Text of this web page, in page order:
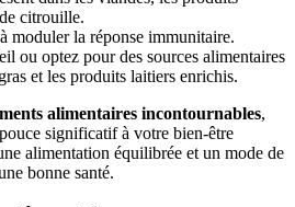
citrouille.
moduler la réponse immunitaire.
ou optez pour des sources alimentaires
et les produits laitiers enrichis.
alimentaires incontournables,
significatif à votre bien-être
alimentation équilibrée et un mode de
bonne santé.